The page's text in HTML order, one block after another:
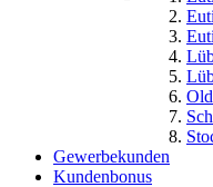
Gewerbekunden
Kundenbonus